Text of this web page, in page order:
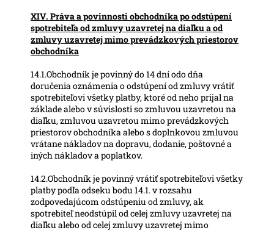
XIV. Práva a povinnosti obchodníka po odstúpení
spotrebiteľa od zmluvy uzavretej na diaľku a od
zmluvy uzavretej mimo prevádzkových priestorov
obchodníka
14.1.Obchodník je povinný do 14 dní odo dňa
doručenia oznámenia o odstúpení od zmluvy vrátiť
spotrebiteľovi všetky platby, ktoré od neho prijal na
základe alebo v súvislosti so zmluvou uzavretou na
diaľku, zmluvou uzavretou mimo prevádzkových
priestorov obchodníka alebo s doplnkovou zmluvou
vrátane nákladov na dopravu, dodanie, poštovné a
iných nákladov a poplatkov.
14.2.Obchodník je povinný vrátiť spotrebiteľovi všetky
platby podľa odseku bodu 14.1. v rozsahu
zodpovedajúcom odstúpeniu od zmluvy, ak
spotrebiteľ neodstúpil od celej zmluvy uzavretej na
diaľku alebo od celej zmluvy uzavretej mimo